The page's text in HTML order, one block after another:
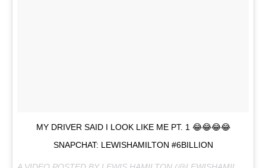
MY DRIVER SAID I LOOK LIKE ME PT. 1 😂😂😂😂
SNAPCHAT: LEWISHAMILTON #6BILLION